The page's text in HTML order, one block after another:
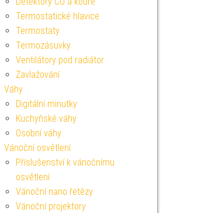
Termostatické hlavice
Termostaty
Termozásuvky
Ventilátory pod radiátor
Zavlažování
Váhy
Digitální minutky
Kuchyňské váhy
Osobní váhy
Vánoční osvětlení
Příslušenství k vánočnímu
osvětlení
Vánoční nano řetězy
Vánoční projektory